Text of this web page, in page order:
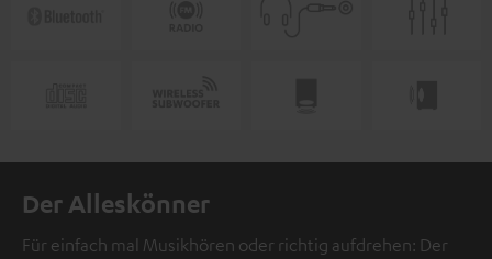
Der Alleskönner
Für einfach mal Musikhören oder richtig aufdrehen: Der